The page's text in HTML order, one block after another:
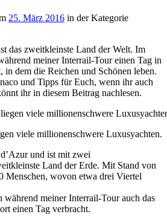
25. März 2016 in der Kategorie
das zweitkleinste Land der Welt. Im
meiner Interrail-Tour einen Tag in
in dem die Reichen und Schönen leben.
und Tipps für Euch, wenn ihr auch
ihr in diesem Beitrag nachlesen.
viele millionenschwere Luxusyachten.
und ist mit zwei
Land der Erde. Mit Stand von
Menschen, wovon etwa drei Viertel
während meiner Interrail-Tour auch das
einen Tag verbracht.